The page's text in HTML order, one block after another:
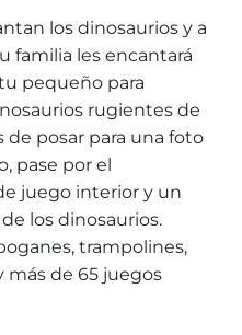
los dinosaurios y a
familia les encantará
pequeño para
rugientes de
posar para una foto
pase por el
juego interior y un
los dinosaurios.
trampolines,
más de 65 juegos